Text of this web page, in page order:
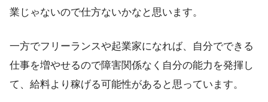
業じゃないので仕方ないかなと思います。
一方でフリーランスや起業家になれば、
自分でできる
仕事を増やせるので障害関係なく自分の能力を発揮し
て、給料より稼げる可能性があると思っています。